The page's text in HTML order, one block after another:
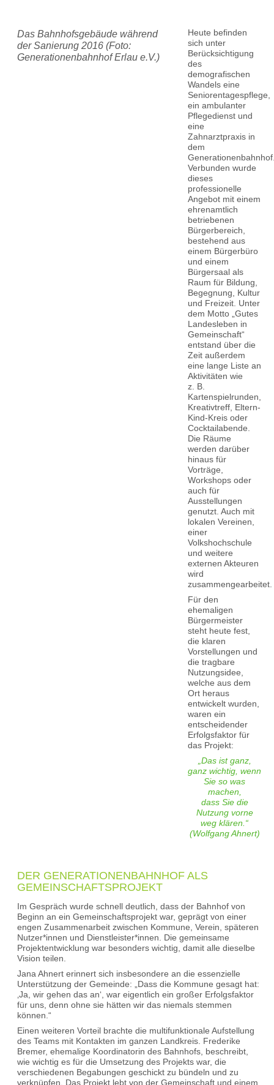
Das Bahnhofsgebäude während
der Sanierung 2016 (Foto:
Generationenbahnhof Erlau e.V.)
Heute befinden
sich unter
Berücksichtigung
des
demografischen
Wandels eine
Seniorentagespflege,
ein ambulanter
Pflegedienst und
eine
Zahnarztpraxis in
dem
Verbunden wurde
dieses
professionelle
Angebot mit einem
ehrenamtlich
betriebenen
Bürgerbereich,
bestehend aus
einem Bürgerbüro
und einem
Bürgersaal als
Raum für Bildung,
Begegnung, Kultur
und Freizeit. Unter
dem Motto „Gutes
Landesleben in
Gemeinschaft“
entstand über die
Zeit außerdem
eine lange Liste an
Aktivitäten wie
z. B.
Kartenspielrunden,
Kreativtreff, Eltern-
Kind-Kreis oder
Cocktailabende.
Die Räume
werden darüber
hinaus für
Vorträge,
Workshops oder
auch für
Ausstellungen
genutzt. Auch mit
lokalen Vereinen,
einer
Volkshochschule
und weitere
externen Akteuren
wird
zusammengearbeitet.
Für den
ehemaligen
Bürgermeister
steht heute fest,
die klaren
Vorstellungen und
die tragbare
Nutzungsidee,
welche aus dem
Ort heraus
entwickelt wurden,
waren ein
entscheidender
Erfolgsfaktor für
das Projekt:
„Das ist ganz,
ganz wichtig, wenn
Sie so was
machen,
dass Sie die
Nutzung vorne
weg klären.“
(Wolfgang Ahnert)
DER GENERATIONENBAHNHOF ALS
GEMEINSCHAFTSPROJEKT
Im Gespräch wurde schnell deutlich, dass der Bahnhof von
Beginn an ein Gemeinschaftsprojekt war, geprägt von einer
engen Zusammenarbeit zwischen Kommune, Verein, späteren
Nutzer*innen und Dienstleister*innen. Die gemeinsame
Projektentwicklung war besonders wichtig, damit alle dieselbe
Vision teilen.
Jana Ahnert erinnert sich insbesondere an die essenzielle
Unterstützung der Gemeinde: „Dass die Kommune gesagt hat:
‚Ja, wir gehen das an‘, war eigentlich ein großer Erfolgsfaktor
für uns, denn ohne sie hätten wir das niemals stemmen
können.“
Einen weiteren Vorteil brachte die multifunktionale Aufstellung
des Teams mit Kontakten im ganzen Landkreis. Frederike
Bremer, ehemalige Koordinatorin des Bahnhofs, beschreibt,
wie wichtig es für die Umsetzung des Projekts war, die
verschiedenen Begabungen geschickt zu bündeln und zu
verknüpfen. Das Projekt lebt von der Gemeinschaft und einem